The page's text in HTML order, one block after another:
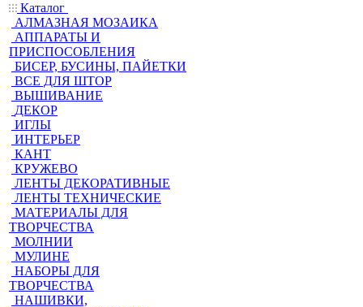
Каталог
АЛМАЗНАЯ МОЗАИКА
АППАРАТЫ И
ПРИСПОСОБЛЕНИЯ
БИСЕР, БУСИНЫ, ПАЙЕТКИ
ВСЕ ДЛЯ ШТОР
ВЫШИВАНИЕ
ДЕКОР
ИГЛЫ
ИНТЕРЬЕР
КАНТ
КРУЖЕВО
ЛЕНТЫ ДЕКОРАТИВНЫЕ
ЛЕНТЫ ТЕХНИЧЕСКИЕ
МАТЕРИАЛЫ ДЛЯ
ТВОРЧЕСТВА
МОЛНИИ
МУЛИНЕ
НАБОРЫ ДЛЯ
ТВОРЧЕСТВА
НАШИВКИ,